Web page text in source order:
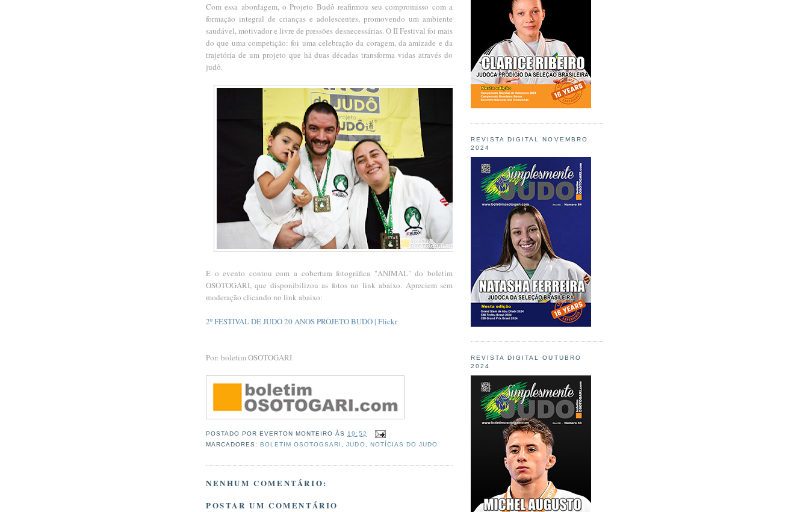
Com essa abordagem, o Projeto Budô reafirmou seu compromisso com a
formação integral de crianças e adolescentes, promovendo um ambiente
saudável, motivador e livre de pressões desnecessárias. O II Festival foi mais
do que uma competição: foi uma celebração da coragem, da amizade e da
trajetória de um projeto que há duas décadas transforma vidas através do
judô.
E o evento contou com a cobertura fotográfica "ANIMAL" do boletim
OSOTOGARI, que disponibilizou as fotos no link abaixo. Apreciem sem
moderação clicando no link abaixo:
2º FESTIVAL DE JUDÔ 20 ANOS PROJETO BUDÔ | Flickr
Por: boletim OSOTOGARI
POSTADO POR EVERTON MONTEIRO ÀS19:52
MARCADORES:BOLETIM OSOTOGSARI ,JUDO, NOTÍCIAS DO JUDO
NENHUM COMENTÁRIO:
POSTAR UM COMENTÁRIO
REVISTA DIGITAL NOVEMBRO
2024
REVISTA DIGITAL OUTUBRO
2024